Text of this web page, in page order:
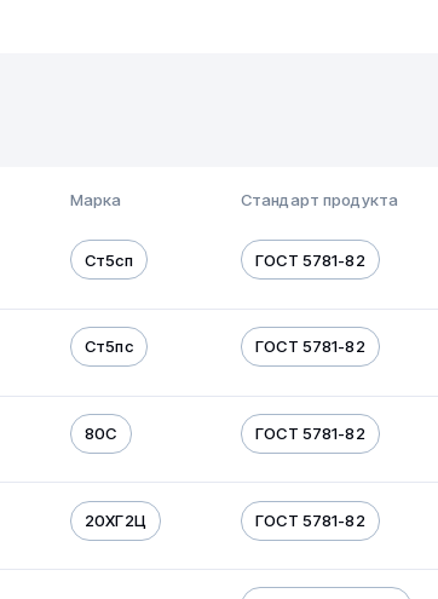
Марка Стандарт продукта
Ст5сп ГОСТ 5781-82
Ст5пс ГОСТ 5781-82
80С ГОСТ 5781-82
20ХГ2Ц ГОСТ 5781-82